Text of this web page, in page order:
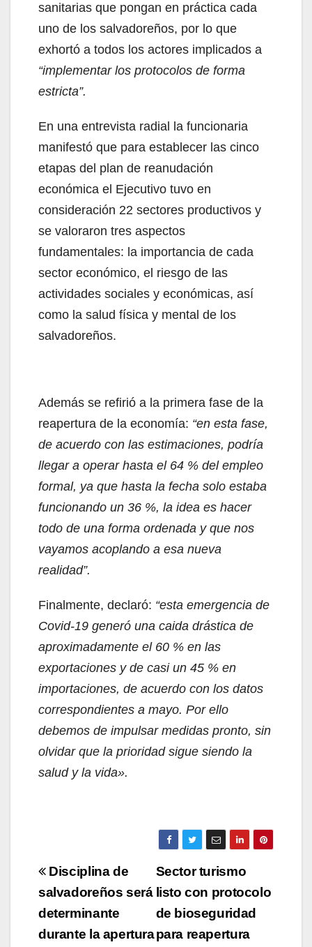
sanitarias que pongan en práctica cada
uno de los salvadoreños, por lo que
exhortó a todos los actores implicados a
“implementar los protocolos de forma
estricta”.
En una entrevista radial la funcionaria
manifestó que para establecer las cinco
etapas del plan de reanudación
económica el Ejecutivo tuvo en
consideración 22 sectores productivos y
se valoraron tres aspectos
fundamentales: la importancia de cada
sector económico, el riesgo de las
actividades sociales y económicas, así
como la salud física y mental de los
salvadoreños.
Además se refirió a la primera fase de la
reapertura de la economía: “en esta fase,
de acuerdo con las estimaciones, podría
llegar a operar hasta el 64 % del empleo
formal, ya que hasta la fecha solo estaba
funcionando un 36 %, la idea es hacer
todo de una forma ordenada y que nos
vayamos acoplando a esa nueva
realidad”.
Finalmente, declaró: “esta emergencia de
Covid-19 generó una caida drástica de
aproximadamente el 60 % en las
exportaciones y de casi un 45 % en
importaciones, de acuerdo con los datos
correspondientes a mayo. Por ello
debemos de impulsar medidas pronto, sin
olvidar que la prioridad sigue siendo la
salud y la vida».
Navegación
de
entradas
Sector turismo
listo con protocolo
de bioseguridad
para reapertura
Disciplina de
salvadoreños será
determinante
durante la apertura